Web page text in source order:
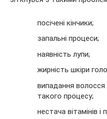
посічені кінчики;
запальні процеси;
наявність лупи;
жирність шкіри
випадання волосся
такого процесу;
нестача вітамінів